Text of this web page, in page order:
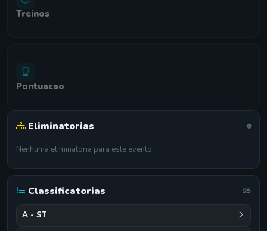
Treinos
Pontuacao
Eliminatorias 0
Nenhuma eliminatoria para este evento.
Classificatorias 25
A - ST